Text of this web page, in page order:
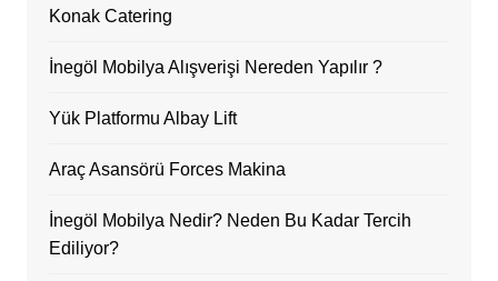
Konak Catering
İnegöl Mobilya Alışverişi Nereden Yapılır ?
Yük Platformu Albay Lift
Araç Asansörü Forces Makina
İnegöl Mobilya Nedir? Neden Bu Kadar Tercih
Ediliyor?